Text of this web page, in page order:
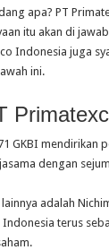
apa? PT
itu akan di
Indonesia juga
ini.
GKBI mendirikan
dengan
adalah
terus